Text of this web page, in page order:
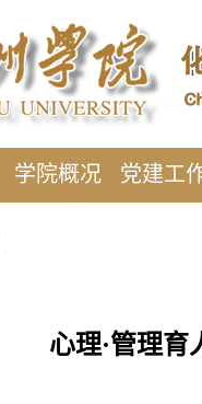
学院概况 党建工
心理·管理育